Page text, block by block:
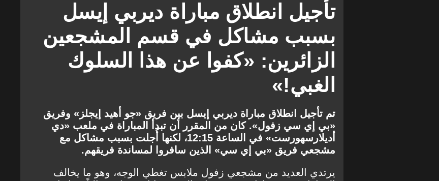
تأجيل انطلاق مباراة ديربي إيسل
بسبب مشاكل في قسم المشجعين
الزائرين: «كفوا عن هذا السلوك
الغبي!»
تم تأجيل انطلاق مباراة ديربي إيسل بين فريق «جو أهيد إيجلز» وفريق
«بي إي سي زفول». كان من المقرر أن تبدأ المباراة في ملعب «دي
أديلارسهورست» في الساعة 12:15، لكنها أُجلت بسبب مشاكل مع
مشجعي فريق «بي إي سي» الذين سافروا لمساندة فريقهم.
يرتدي العديد من مشجعي زفول ملابس تغطي الوجه، وهو ما يخالف